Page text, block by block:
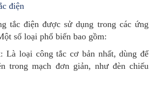
điện
tắc điện được sử dụng trong các ứng
số loại phổ biến bao gồm:
: Là loại công tắc cơ bản nhất, dùng để
trong mạch đơn giản, như đèn chiếu